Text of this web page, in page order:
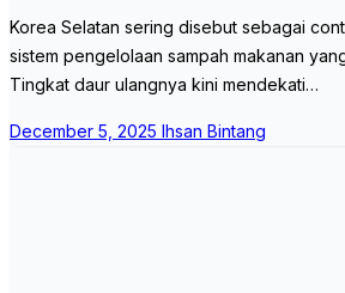
Korea Selatan sering disebut sebagai
sistem pengelolaan sampah makanan
Tingkat daur ulangnya kini mendekati…
December 5, 2025 Ihsan Bintang